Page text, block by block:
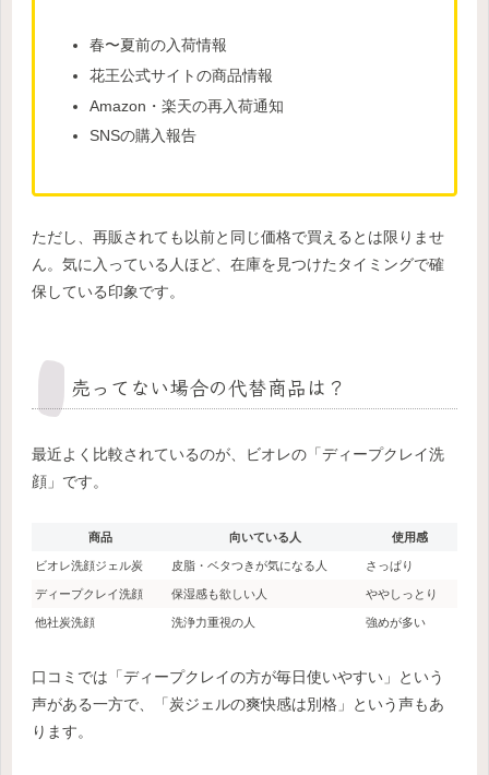
春〜夏前の入荷情報
花王公式サイトの商品情報
Amazon・楽天の再入荷通知
SNSの購入報告
ただし、再販されても以前と同じ価格で買えるとは限りませ
ん。気に入っている人ほど、在庫を見つけたタイミングで確
保している印象です。
売ってない場合の代替商品は？
最近よく比較されているのが、ビオレの「ディープクレイ洗
顔」です。
商品 向いている人 使用感
ビオレ洗顔ジェル炭 皮脂・ベタつきが気になる人 さっぱり
ディープクレイ洗顔 保湿感も欲しい人 ややしっとり
他社炭洗顔 洗浄力重視の人 強めが多い
口コミでは「ディープクレイの方が毎日使いやすい」という
声がある一方で、「炭ジェルの爽快感は別格」という声もあ
ります。